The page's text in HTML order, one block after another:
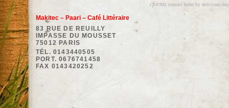
cforms contact form by
Makitec – Paari – Café Littéraire
83 RUE DE REUILLY
IMPASSE DU MOUSSET
75012 PARIS
TÉL. 0143440505
PORT. 0676741458
FAX 0143420252